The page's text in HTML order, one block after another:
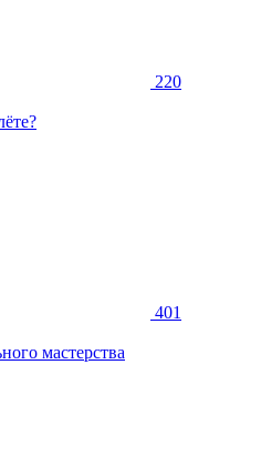
220
401
мастерства